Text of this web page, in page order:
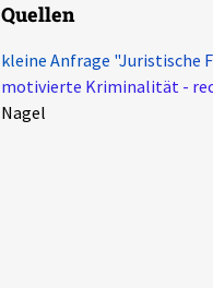
Quellen
kleine Anfrage "Juristische
motivierte Kriminalität -
Nagel